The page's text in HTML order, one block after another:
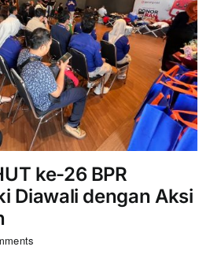
ke-26 BPR
Diawali dengan Aksi